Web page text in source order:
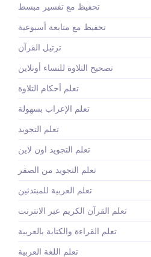
تحفيظ مع تفسير مبسط
تحفيظ مع متابعة أسبوعية
ترتيل القرآن
تصحيح التلاوة للنساء أونلاين
تعلم أحكام التلاوة
تعلم الإعراب بسهولة
تعلم التجويد
تعلم التجويد اون لاين
تعلم التجويد من الصفر
تعلم العربية للمبتدئين
تعلم القرآن الكريم عبر الانترنت
تعلم القراءة والكتابة بالعربية
تعلم اللغة العربية